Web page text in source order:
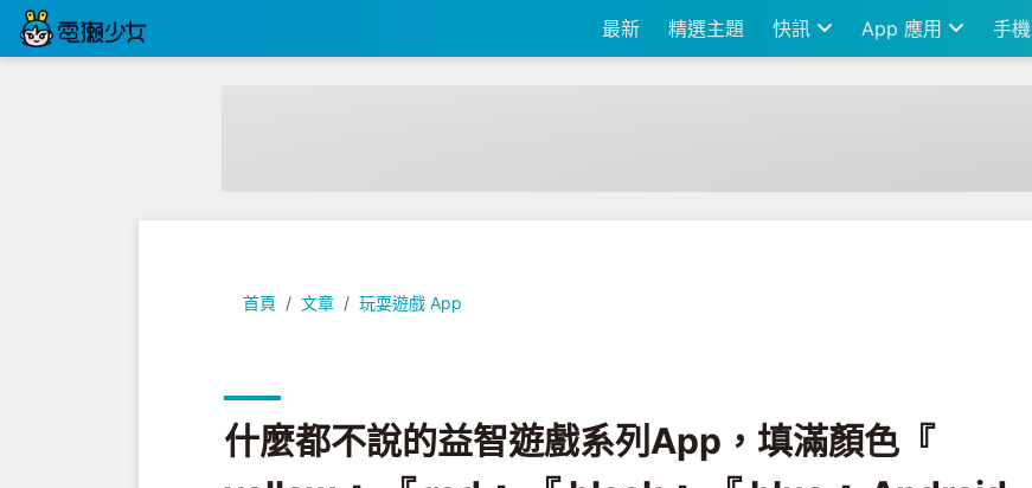
最新 精選主題 快訊 App 應用 手機
首頁 文章 玩耍遊戲 App
什麼都不說的益智遊戲系列App，填滿顏色『 yellow 』『 red 』『 black 』『 blue 』Android / iOS
什麼都不說的益智遊戲系列App，填滿顏色『